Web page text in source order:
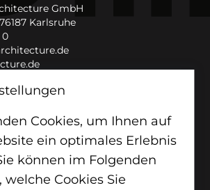
GmbH
Karlsruhe
0
| Thalkirchner Straße 2 | 80337
| Hohenstaufenring 16 – 18 | 50674
in Kontakt:
Cookies, um Ihnen auf
ein optimales Erlebnis
können im Folgenden
welche Cookies Sie